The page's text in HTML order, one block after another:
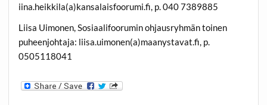
iina.heikkila(a)kansalaisfoorumi.fi, p. 040 7389885
Liisa Uimonen, Sosiaalifoorumin ohjausryhmän toinen
puheenjohtaja: liisa.uimonen(a)maanystavat.fi, p.
0505118041